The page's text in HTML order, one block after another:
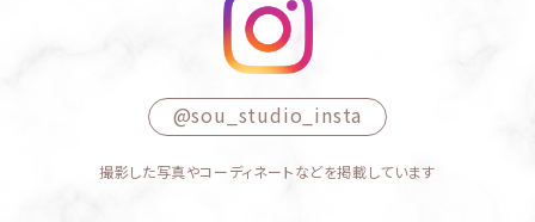
@sou_studio_insta
撮影した写真やコーディネートなどを掲載しています